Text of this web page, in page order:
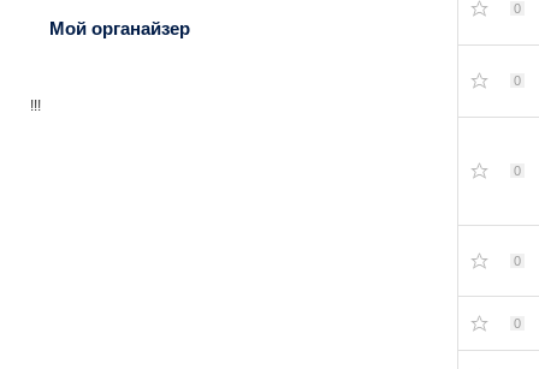
Мой органайзер
!!!
0
0
0
0
0